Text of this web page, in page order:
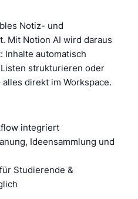
Notiz- und
Mit Notion AI wird daraus
Inhalte automatisch
strukturieren oder
direkt im Workspace.
integriert
Ideensammlung und
Studierende &